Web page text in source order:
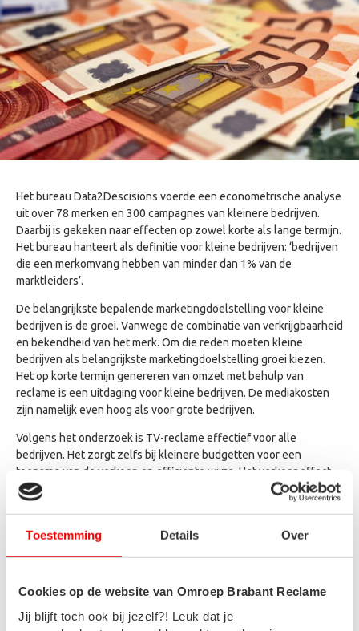
Toestemming Details Over
Cookies op de website van Omroep Brabant Reclame
Jij blijft toch ook bij jezelf?! Leuk dat je
Het bureau Data2Descisions voerde een econometrische analyse
uit over 78 merken en 300 campagnes van kleinere bedrijven.
Daarbij is gekeken naar effecten op zowel korte als lange termijn.
Het bureau hanteert als definitie voor kleine bedrijven: ‘bedrijven
die een merkomvang hebben van minder dan 1% van de
marktleiders’.
De belangrijkste bepalende marketingdoelstelling voor kleine
bedrijven is de groei. Vanwege de combinatie van verkrijgbaarheid
en bekendheid van het merk. Om die reden moeten kleine
bedrijven als belangrijkste marketingdoelstelling groei kiezen.
Het op korte termijn genereren van omzet met behulp van
reclame is een uitdaging voor kleine bedrijven. De mediakosten
zijn namelijk even hoog als voor grote bedrijven.
Volgens het onderzoek is TV-reclame effectief voor alle
bedrijven. Het zorgt zelfs bij kleinere budgetten voor een
toename van de verkoop op efficiënte wijze. Het verkoopeffect
van TV-reclame is het grootst voor kleinere bedrijven, dat komt
doordat TV-reclame het vermogen heeft om merkgroei te
zijn vaak nieuwe merken die ook een nieuwe propositie
communiceren. Het feit dat ze ‘nieuw’ zijn trekt de aandacht op
Uit een optimalisatie analyse door Data2Descisions op de
database met kleinere bedrijven blijkt dat al bij kleine budgetten